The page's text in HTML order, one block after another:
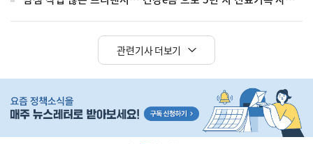
관련기사 더보기
단
배